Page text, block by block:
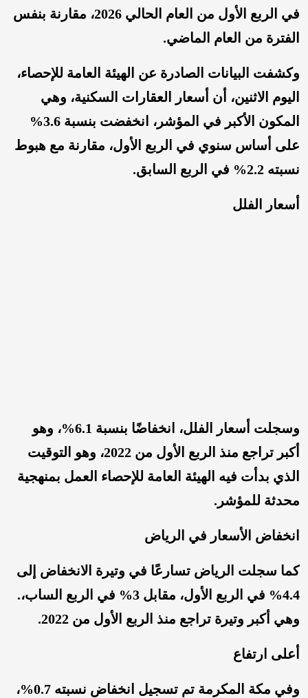
في الربع الأول من العام الحالي 2026، مقارنة بنفس
الفترة من العام الماضي.
وكشفت البيانات الصادرة عن الهيئة العامة للإحصاء،
اليوم الاثنين، أن أسعار العقارات السكنية، وهي
المكون الأكبر في المؤشر، انخفضت بنسبة 3.6%
على أساس سنوي في الربع الأول، مقارنة مع هبوط
نسبته 2.2% في الربع السابق.
أسعار الفلل
وسجلت أسعار الفلل، انخفاضًا بنسبة 6.1%، وهو
أكبر تراجع منذ الربع الأول من 2022، وهو التوقيت
الذي بدأت فيه الهيئة العامة للإحصاء العمل بمنهجية
محدثة للمؤشر.
انخفاض الأسعار في الرياض
كما سجلت الرياض تسارعًا في وتيرة الانخفاض إلى
4.4% في الربع الأول، مقابل 3% في الربع الساب،.
وهي أكبر وتيرة تراجع منذ الربع الأول من 2022.
أعلى ارتفاع
وفي مكة المكرمة تم تسجيل انخفاض نسبته 0.7%،